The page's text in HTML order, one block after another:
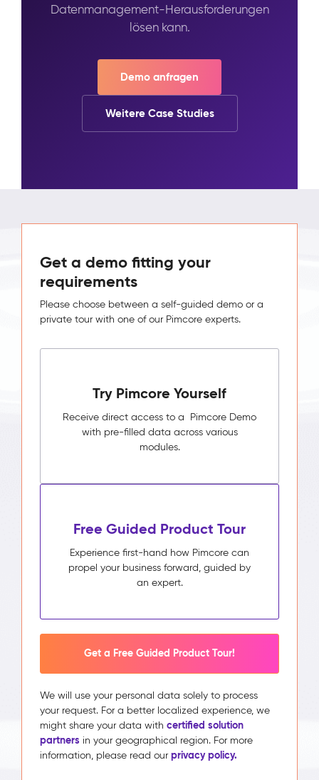
Datenmanagement-Herausforderungen
lösen kann.
Demo anfragen
Weitere Case Studies
Get a demo fitting your
requirements
Please choose between a self-guided demo or a
private tour with one of our Pimcore experts.
Try Pimcore Yourself
Receive direct access to a Pimcore Demo
with pre-filled data across various
modules.
Free Guided Product Tour
Experience first-hand how Pimcore can
propel your business forward, guided by
an expert.
Get a Free Guided Product Tour!
We will use your personal data solely to process
your request. For a better localized experience, we
might share your data with certified solution
partners in your geographical region. For more
information, please read our privacy policy.